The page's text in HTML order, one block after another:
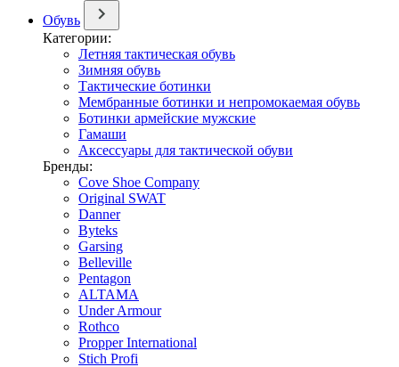
Обувь
Категории:
Летняя тактическая обувь
Зимняя обувь
Тактические ботинки
Мембранные ботинки и непромокаемая обувь
Ботинки армейские мужские
Гамаши
Аксессуары для тактической обуви
Бренды:
Cove Shoe Company
Original SWAT
Danner
Byteks
Garsing
Belleville
Pentagon
ALTAMA
Under Armour
Rothco
Propper International
Stich Profi